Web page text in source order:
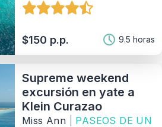
Show Results
$150 p.p. 9.5 horas
Supreme weekend
excursión en yate a
Klein Curazao
Miss Ann
PASEOS DE UN